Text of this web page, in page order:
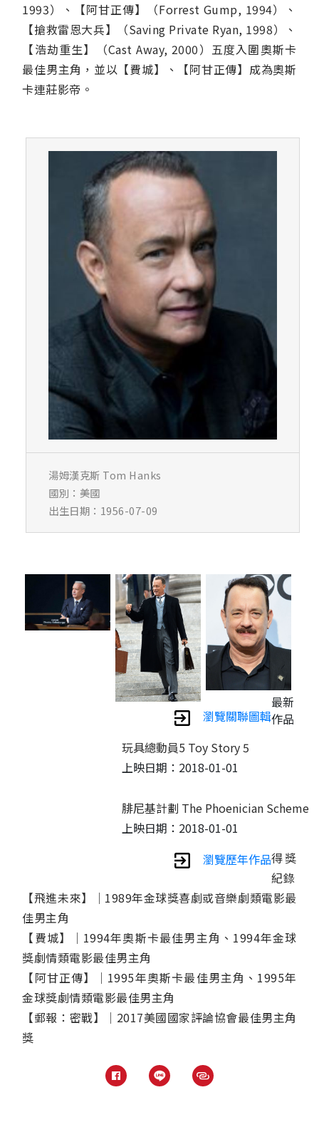
1993）、【阿甘正傳】（Forrest Gump, 1994）、
【搶救雷恩大兵】（Saving Private Ryan, 1998）、
【浩劫重生】（Cast Away, 2000）五度入圍奧斯卡
最佳男主角，並以【費城】、【阿甘正傳】成為奧斯
卡連莊影帝。
湯姆漢克斯 Tom Hanks
國別：美國
出生日期：1956-07-09
瀏覽關聯圖輯
最新
作品
玩具總動員5 Toy Story 5
上映日期：2018-01-01
腓尼基計劃 The Phoenician Scheme
上映日期：2018-01-01
瀏覽歷年作品得獎
紀錄
【飛進未來】│1989年金球獎喜劇或音樂劇類電影最
佳男主角
【費城】│1994年奧斯卡最佳男主角、1994年金球
獎劇情類電影最佳男主角
【阿甘正傳】│1995年奧斯卡最佳男主角、1995年
金球獎劇情類電影最佳男主角
【郵報：密戰】│2017美國國家評論協會最佳男主角
獎